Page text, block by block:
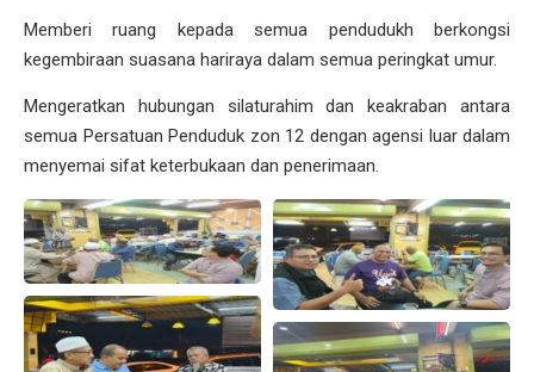
Memberi ruang kepada semua pendudukh berkongsi
kegembiraan suasana hariraya dalam semua peringkat umur.
Mengeratkan hubungan silaturahim dan keakraban antara
semua Persatuan Penduduk zon 12 dengan agensi luar dalam
menyemai sifat keterbukaan dan penerimaan.